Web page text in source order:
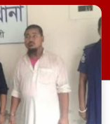
চক্রের আরও
ও পুলিশ
সংবাদের
ক্যাম্পের